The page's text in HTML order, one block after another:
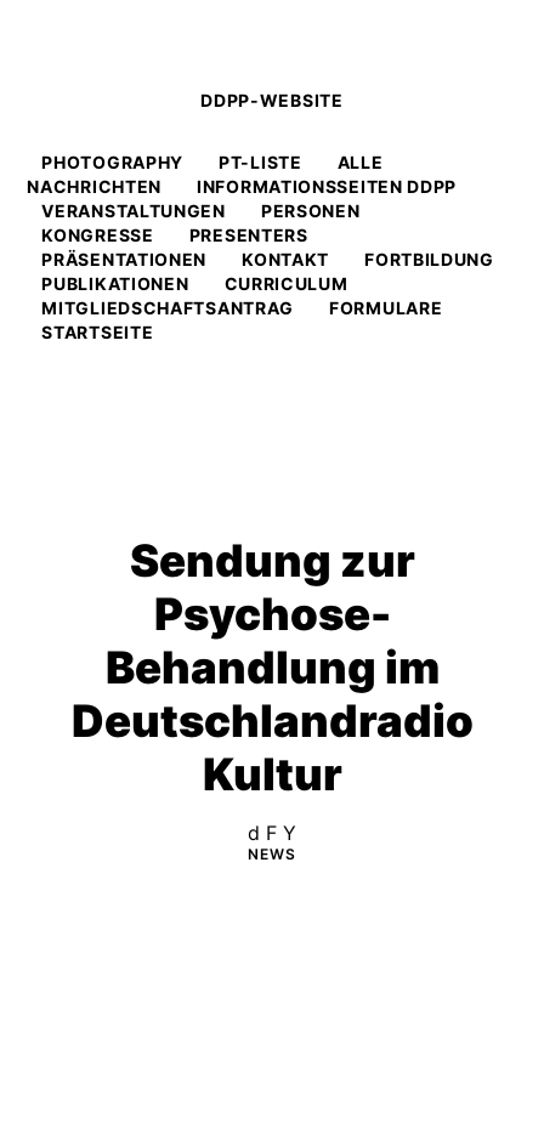
DDPP-WEBSITE
PHOTOGRAPHY PT-LISTE
ALLE
NACHRICHTEN
INFORMATIONSSEITEN DDPP
VERANSTALTUNGEN
PERSONEN
KONGRESSE
PRESENTERS
PRÄSENTATIONEN
KONTAKT
FORTBILDUNG
PUBLIKATIONEN
CURRICULUM
MITGLIEDSCHAFTSANTRAG
FORMULARE
STARTSEITE
Sendung zur
Psychose-
Behandlung im
Deutschlandradio
Kultur
d F Y
NEWS